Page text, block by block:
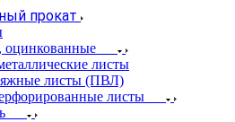
прокат
оцинкованные
листы
листы (ПВЛ)
листы